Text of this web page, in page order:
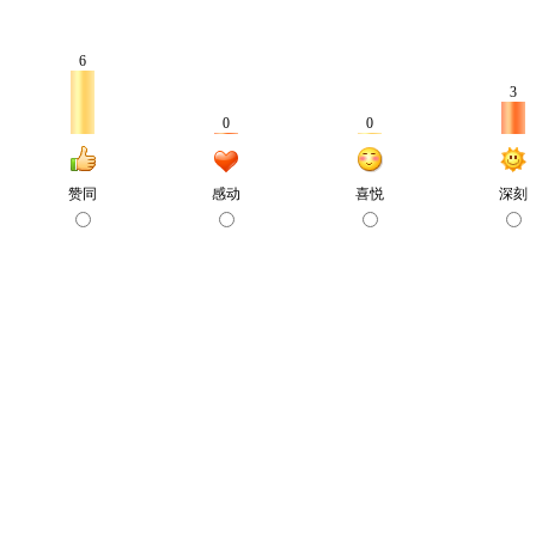
6
赞同
0
感动
0
喜悦
3
深刻